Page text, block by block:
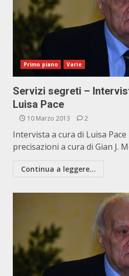
Primo piano Varie
Servizi segreti –
Luisa Pace
10 Marzo 2013 2
Intervista a cura di Luisa
precisazioni a cura di Gian J.
Continua a leggere...